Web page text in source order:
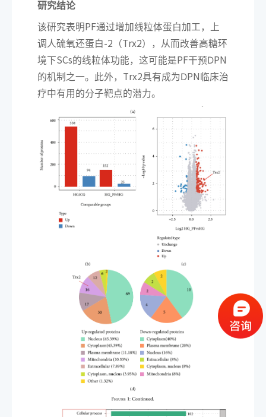
研究结论
该研究表明PF通过增加线粒体蛋白加工，
上
调人硫氧还蛋白-2 （Trx2）， 从而改善高糖环
境下SCs的线粒体功能， 这可能是PF干预DPN
的机制 之一。 此外， Trx2具有成为DPN 临床治
疗中有用的分子靶点的潜力。